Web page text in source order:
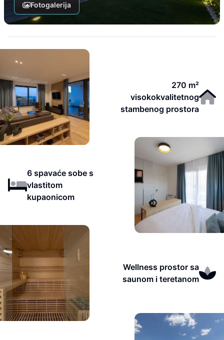
Fotogalerija
270 m²
visokokvalitetnog
stambenog prostora
6 spavaće sobe s
vlastitom
kupaonicom
Wellness prostor sa
saunom i teretanom